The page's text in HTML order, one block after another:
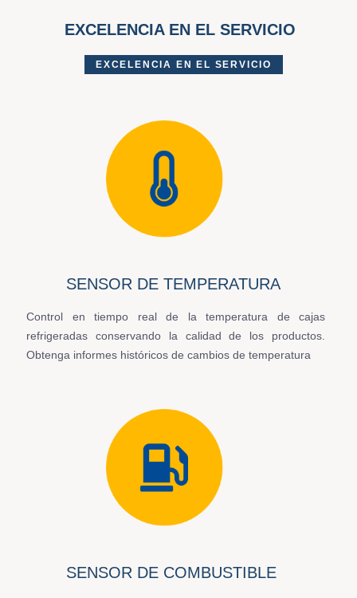
EXCELENCIA EN EL SERVICIO
EXCELENCIA EN EL SERVICIO
SENSOR DE TEMPERATURA
Control en tiempo real de la temperatura de cajas
refrigeradas conservando la calidad de los productos.
Obtenga informes históricos de cambios de temperatura
SENSOR DE COMBUSTIBLE